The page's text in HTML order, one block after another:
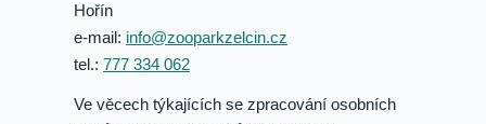
Hořín
e-mail: info@zooparkzelcin.cz
tel.: 777 334 062
Ve věcech týkajících se zpracování osobních